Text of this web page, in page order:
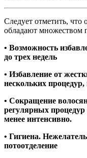
Следует отметить, что
обладают множеством
• Возможность
до трех недель
• Избавление от
нескольких
• Сокращение
регулярных
менее интенсивно.
• Гигиена.
потоотделение